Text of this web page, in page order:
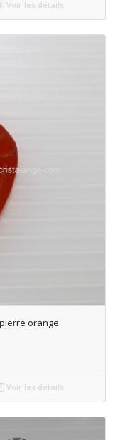
Voir les détails
orange
Voir les détails